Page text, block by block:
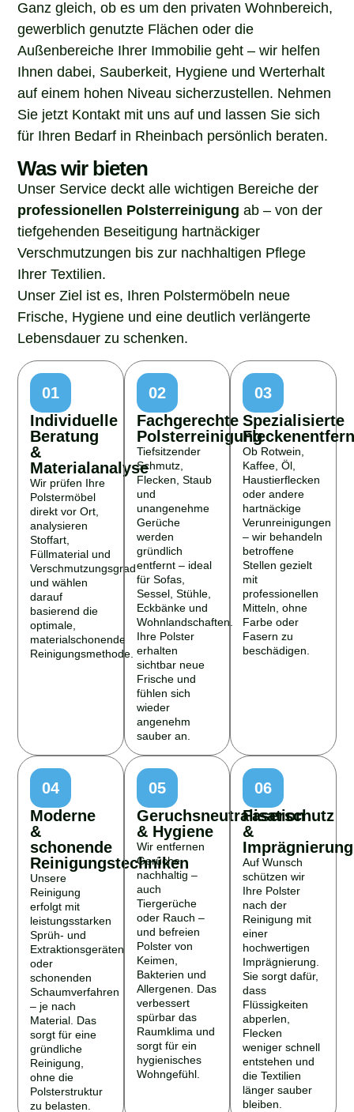
Ganz gleich, ob es um den privaten Wohnbereich,
gewerblich genutzte Flächen oder die
Außenbereiche Ihrer Immobilie geht – wir helfen
Ihnen dabei, Sauberkeit, Hygiene und Werterhalt
auf einem hohen Niveau sicherzustellen. Nehmen
Sie jetzt Kontakt mit uns auf und lassen Sie sich
für Ihren Bedarf in Rheinbach persönlich beraten.
Was wir bieten
Unser Service deckt alle wichtigen Bereiche der
professionellen Polsterreinigung ab – von der
tiefgehenden Beseitigung hartnäckiger
Verschmutzungen bis zur nachhaltigen Pflege
Ihrer Textilien.
Unser Ziel ist es, Ihren Polstermöbeln neue
Frische, Hygiene und eine deutlich verlängerte
Lebensdauer zu schenken.
01
Individuelle
Beratung
&
Materialanalyse
Wir prüfen Ihre
Polstermöbel
direkt vor Ort,
analysieren
Stoffart,
Füllmaterial und
Verschmutzungsgrad
und wählen
darauf
basierend die
optimale,
materialschonende
Reinigungsmethode.
02
Fachgerechte
Polsterreinigung
Tiefsitzender
Schmutz,
Flecken, Staub
und
unangenehme
Gerüche
werden
gründlich
entfernt – ideal
für Sofas,
Sessel, Stühle,
Eckbänke und
Wohnlandschaften.
Ihre Polster
erhalten
sichtbar neue
Frische und
fühlen sich
wieder
angenehm
sauber an.
03
Spezialisierte
Ob Rotwein,
Kaffee, Öl,
Haustierflecken
oder andere
hartnäckige
Verunreinigungen
– wir behandeln
betroffene
Stellen gezielt
mit
professionellen
Mitteln, ohne
Farbe oder
Fasern zu
beschädigen.
04
Moderne
&
schonende
Reinigungstechniken
Unsere
Reinigung
erfolgt mit
leistungsstarken
Sprüh- und
Extraktionsgeräten
oder
schonenden
Schaumverfahren
– je nach
Material. Das
sorgt für eine
gründliche
Reinigung,
ohne die
Polsterstruktur
zu belasten.
05
Geruchsneutralisation
& Hygiene
Wir entfernen
Gerüche
nachhaltig –
auch
Tiergerüche
oder Rauch –
und befreien
Polster von
Keimen,
Bakterien und
Allergenen. Das
verbessert
spürbar das
Raumklima und
sorgt für ein
hygienisches
Wohngefühl.
06
Faserschutz
&
Imprägnierung
Auf Wunsch
schützen wir
Ihre Polster
nach der
Reinigung mit
einer
hochwertigen
Imprägnierung.
Sie sorgt dafür,
dass
Flüssigkeiten
abperlen,
Flecken
weniger schnell
entstehen und
die Textilien
länger sauber
bleiben.